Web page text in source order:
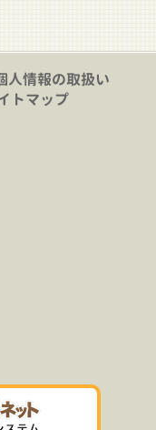
人情報の取扱い
トマップ